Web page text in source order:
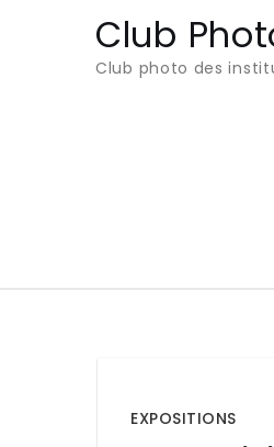
Club
Club photo des
EXPOSITIONS